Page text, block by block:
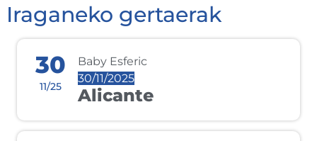
Iraganeko gertaerak
30
11/25
Baby Esferic
30/11/2025
Alicante